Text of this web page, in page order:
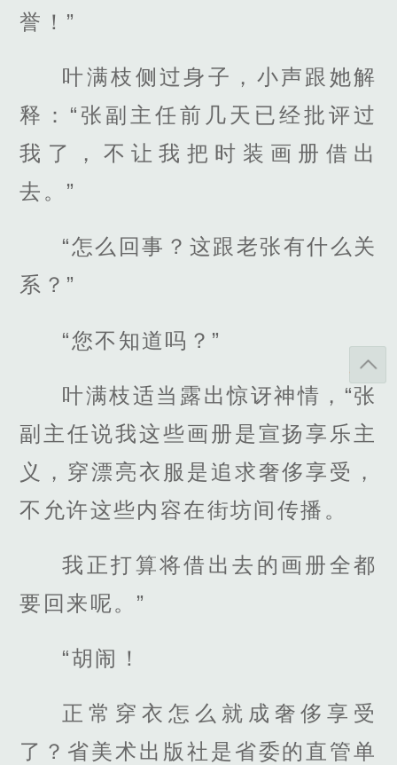
誉！”
叶满枝侧过身子，小声跟她解
释：“张副主任前几天已经批评过
我了，不让我把时装画册借出
去。”
“怎么回事？这跟老张有什么关
系？”
“您不知道吗？”
叶满枝适当露出惊讶神情，“张
副主任说我这些画册是宣扬享乐主
义，穿漂亮衣服是追求奢侈享受，
不允许这些内容在街坊间传播。
我正打算将借出去的画册全都
要回来呢。”
“胡闹！
正常穿衣怎么就成奢侈享受
了？省美术出版社是省委的直管单